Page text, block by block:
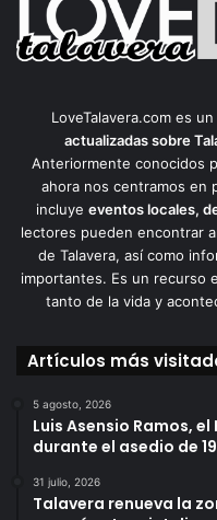
LoveTalavera.com es un
actualizadas sobre
Anteriormente conocidos
ahora nos centramos en
incluye eventos locales,
lectores pueden encontrar
de Talavera, así como
importantes. Es un recurso
tanto de la vida y
Artículos más
5 agosto, 2026
Luis Asensio Ramos,
durante el asedio de
31 julio, 2026
Talavera renueva la